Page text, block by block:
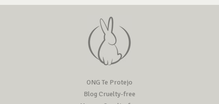
ONG Te Protejo
Blog Cruelty-free